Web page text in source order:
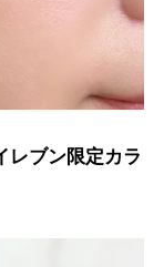
ブン限定カラ